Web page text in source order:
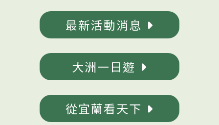
最新活動消息
大洲一日遊
從宜蘭看天下